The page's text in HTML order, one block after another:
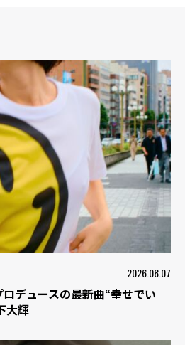
2026.08.07
デュースの最新曲“幸せでい
大輝